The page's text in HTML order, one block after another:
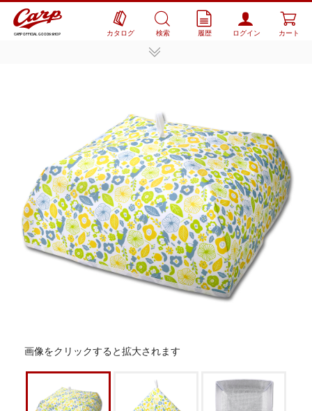
CARP OFFICIAL GOODS SHOP カタログ 検索 履歴 ログイン カート
画像をクリックすると拡大されます